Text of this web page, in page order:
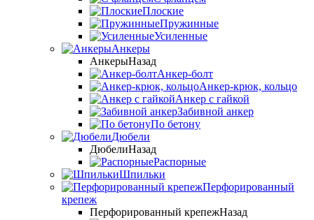
Плоские
Пружинные
Усиленные
Анкеры
АнкерыНазад
Анкер-болт
Анкер-крюк, кольцо
Анкер с гайкой
Забивной анкер
По бетону
Дюбели
ДюбелиНазад
Распорные
Шпильки
Перфорированный
крепеж
Перфорированный крепежНазад